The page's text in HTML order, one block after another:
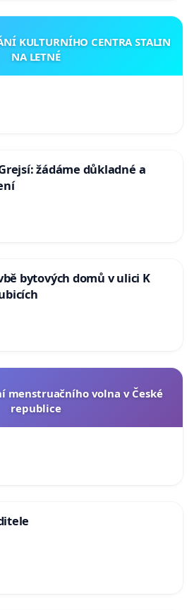
KULTURNÍHO CENTRA STALIN
NA LETNÉ
žádáme důkladné a
bytových domů v ulici K
menstruačního volna v České
republice